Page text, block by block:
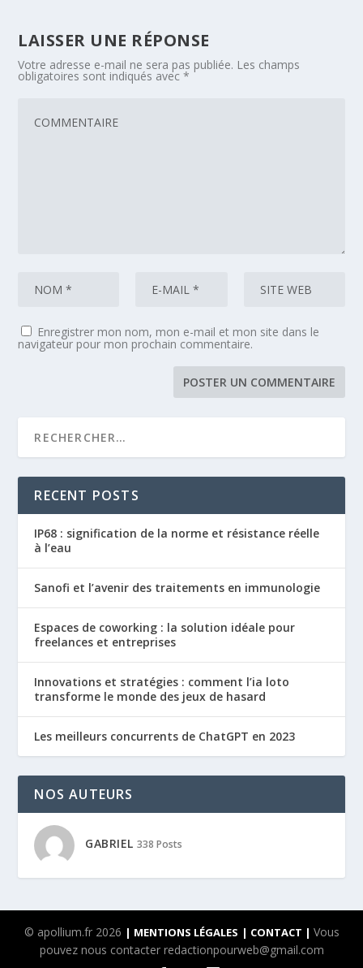
LAISSER UNE RÉPONSE
Votre adresse e-mail ne sera pas publiée. Les champs
obligatoires sont indiqués avec*
Enregistrer mon nom, mon e-mail et mon site dans le
navigateur pour mon prochain commentaire.
RECENT POSTS
IP68 : signification de la norme et résistance réelle
à l’eau
Sanofi et l’avenir des traitements en immunologie
Espaces de coworking : la solution idéale pour
freelances et entreprises
Innovations et stratégies : comment l’ia loto
transforme le monde des jeux de hasard
Les meilleurs concurrents de ChatGPT en 2023
NOS AUTEURS
GABRIEL 338 Posts
© apollium.fr 2026 | MENTIONS LÉGALES | CONTACT | Vous
pouvez nous contacter redactionpourweb@gmail.com